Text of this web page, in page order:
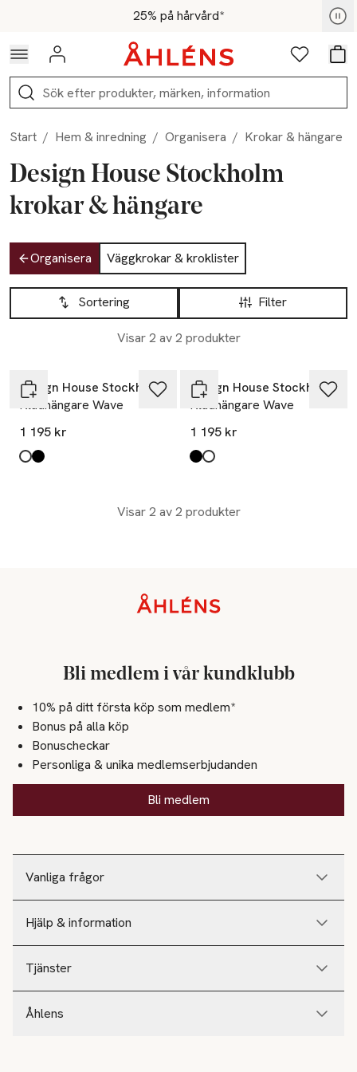
Hoppa till navigationsmenyn25% på hårvård*
För medlemmar - Shoppa nu
Logga in Favoriter
Sök
Start / Hem & inredning / Organisera / Krokar & hängare
Design House Stockholm
krokar & hängare
Hoppa till produktsidan
Organisera
Väggkrokar & kroklister
Hoppa till produktsidan
Filter
Sortering
Visar 2 av 2 produkter
Lista över produkter
Design House Stockholm
Klädhängare Wave
1 195 kr
Produkten finns i färgerna:
White
Black
Design House Stockholm
Klädhängare Wave
1 195 kr
Produkten finns i färgerna:
Black
White
Visar 2 av 2 produkter
Vanliga frågor
Hjälp & information
Tjänster
Åhlens
Bli medlem i vår kundklubb
10% på ditt första köp som medlem*
Bonus på alla köp
Bonuscheckar
Personliga & unika medlemserbjudanden
Bli medlem